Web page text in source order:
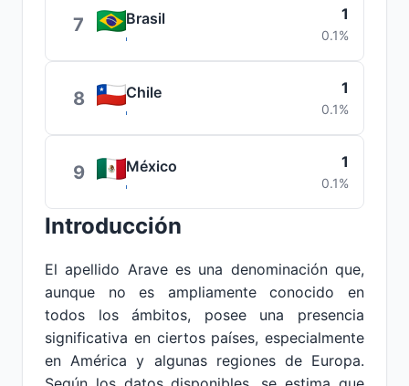
7 Brasil 1
0.1%
8 Chile 1
0.1%
9 México 1
0.1%
Introducción
El apellido Arave es una denominación que,
aunque no es ampliamente conocido en
todos los ámbitos, posee una presencia
significativa en ciertos países, especialmente
en América y algunas regiones de Europa.